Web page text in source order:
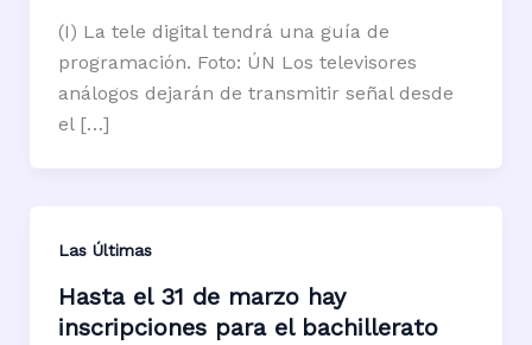
(I) La tele digital tendrá una guía de
programación. Foto: ÚN Los televisores
análogos dejarán de transmitir señal desde
el […]
Las Últimas
Hasta el 31 de marzo hay
inscripciones para el bachillerato